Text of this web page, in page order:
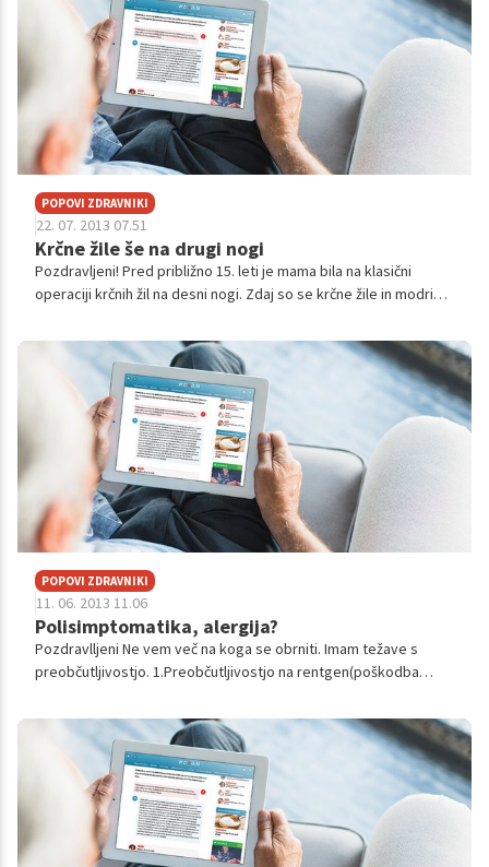
POPOVI ZDRAVNIKI
22. 07. 2013 07.51
Krčne žile še na drugi nogi
Pozdravljeni! Pred približno 15. leti je mama bila na klasični
operaciji krčnih žil na desni nogi. Zdaj so se krčne žile in modrice
ope...
POPOVI ZDRAVNIKI
11. 06. 2013 11.06
Polisimptomatika, alergija?
Pozdravlljeni Ne vem več na koga se obrniti. Imam težave s
preobčutljivostjo. 1.Preobčutljivostjo na rentgen(poškodba
zvok(čiščen...